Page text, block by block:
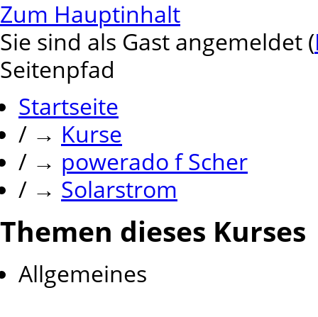
Zum Hauptinhalt
Sie sind als Gast angemeldet (
Seitenpfad
Startseite
/ → Kurse
/ → powerado f Scher
/ → Solarstrom
Themen dieses Kurses
Allgemeines